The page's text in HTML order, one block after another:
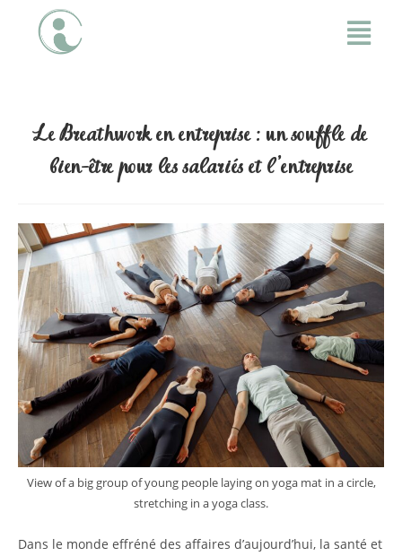
Le Breathwork en entreprise : un souffle de
bien-être pour les salariés et l’entreprise
View of a big group of young people laying on yoga mat in a circle,
stretching in a yoga class.
Dans le monde effréné des affaires d’aujourd’hui, la santé et